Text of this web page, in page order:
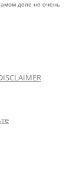
деле не очень